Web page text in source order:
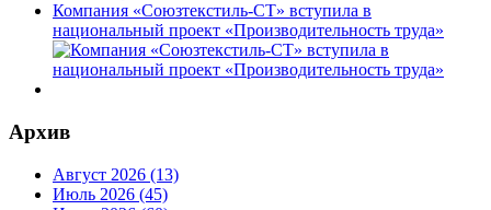
Компания «Союзтекстиль-СТ» вступила в
национальный проект «Производительность труда»
Архив
Август 2026 (13)
Июль 2026 (45)